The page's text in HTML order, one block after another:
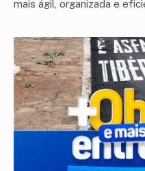
mais ágil, organizada e